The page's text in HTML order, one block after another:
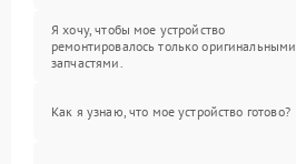
Я хочу, чтобы мое устройство
ремонтировалось только оригинальными
запчастями.
Как я узнаю, что мое устройство готово?